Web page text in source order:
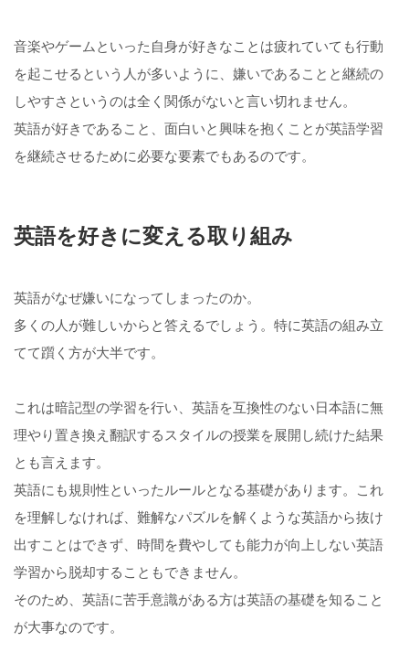
音楽やゲームといった自身が好きなことは疲れていても行動
を起こせるという人が多いように、嫌いであることと継続の
しやすさというのは全く関係がないと言い切れません。
英語が好きであること、面白いと興味を抱くことが英語学習
を継続させるために必要な要素でもあるのです。
英語を好きに変える取り組み
英語がなぜ嫌いになってしまったのか。
多くの人が難しいからと答えるでしょう。特に英語の組み立
てて躓く方が大半です。
これは暗記型の学習を行い、英語を互換性のない日本語に無
理やり置き換え翻訳するスタイルの授業を展開し続けた結果
とも言えます。
英語にも規則性といったルールとなる基礎があります。これ
を理解しなければ、難解なパズルを解くような英語から抜け
出すことはできず、時間を費やしても能力が向上しない英語
学習から脱却することもできません。
そのため、英語に苦手意識がある方は英語の基礎を知ること
が大事なのです。